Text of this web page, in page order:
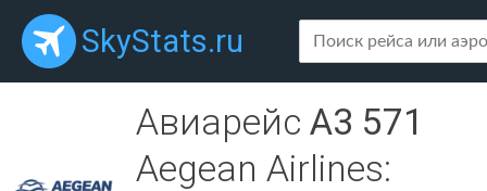
SkyStats.ru
Авиарейс A3 571
Aegean Airlines: